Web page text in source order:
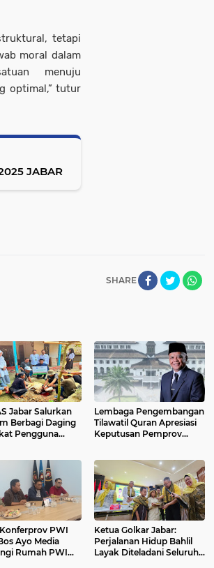
tetapi
moral dalam
menuju
optimal,” tutur
JABAR
SHARE
Salurkan
Berbagi Daging
Pengguna
Lembaga Pengembangan
Tilawatil Quran Apresiasi
Keputusan Pemprov
PWI
Ayo Media
Rumah PWI
Ketua Golkar Jabar:
Perjalanan Hidup Bahlil
Layak Diteladani Seluruh